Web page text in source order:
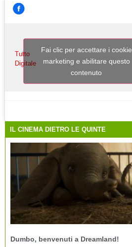
Tutto
Digitale
Fai clic per accettare i cookie
marketing e abilitare questo
contenuto
IL CINEMA DIETRO LE QUINTE
Dumbo, benvenuti a Dreamland!